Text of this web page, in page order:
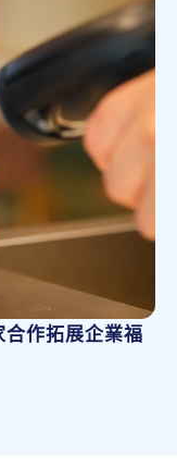
作拓展企業福